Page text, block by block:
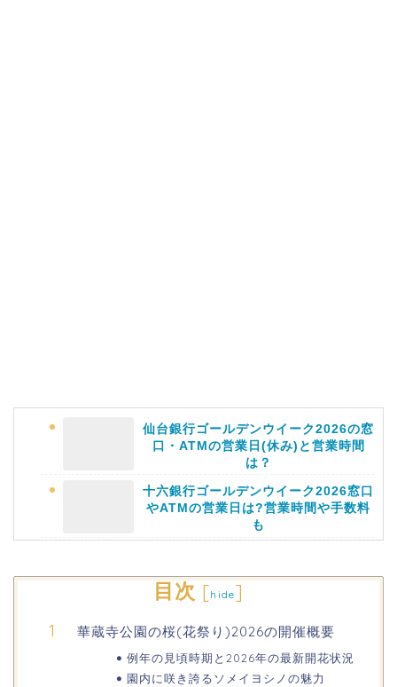
仙台銀行ゴールデンウイーク2026の窓
口・ATMの営業日(休み)と営業時間
は？
十六銀行ゴールデンウイーク2026窓口
やATMの営業日は?営業時間や手数料
も
静岡銀行ゴールデンウィーク2026の営
業日や休みは?ATM手数料も調査!
千葉銀行ゴールデンウィーク2026の
ATMの営業日(休み)まとめ!
目次 [hide]
華蔵寺公園の桜(花祭り)2026の開催概要
例年の見頃時期と2026年の最新開花状況
園内に咲き誇るソメイヨシノの魅力